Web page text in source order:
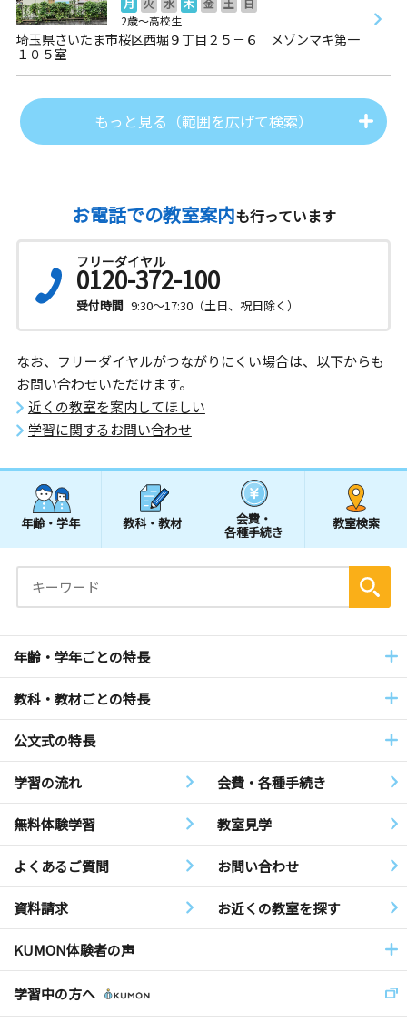
月 火 水 木 金 土
日
2歳～高校生
埼玉県さいたま市桜区西堀９丁目２５－６ メゾンマキ第一
１０５室
もっと見る（範囲を広げて検索）
お電話での教室案内も行っています
フリーダイヤル
0120-372-100
受付時間 9:30～17:30（土日、祝日除く）
なお、フリーダイヤルがつながりにくい場合は、以下からも
お問い合わせいただけます。
近くの教室を案内してほしい
学習に関するお問い合わせ
年齢・学年 教科・教材 会費・
各種手続き
教室検索
年齢・学年ごとの特長
教科・教材ごとの特長
公文式の特長
学習の流れ 会費・各種手続き
無料体験学習 教室見学
よくあるご質問 お問い合わせ
資料請求 お近くの教室を探す
KUMON体験者の声
学習中の方へ